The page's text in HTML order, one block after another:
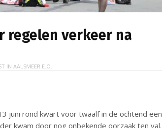
regelen verkeer na
INAALSMEER E.O.
juni rond kwart voor twaalf in de ochtend een
kwam door nog onbekende oorzaak ten val.